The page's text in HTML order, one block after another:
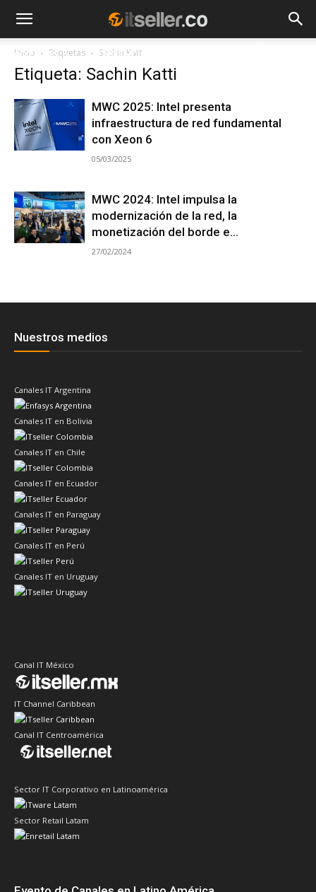
NOTICIAS TENDENCIAS
Inicio Etiquetas Sachin Katti
Etiqueta: Sachin Katti
MWC 2025: Intel presenta
infraestructura de red fundamental
con Xeon 6
05/03/2025
MWC 2024: Intel impulsa la
modernización de la red, la
monetización del borde e...
27/02/2024
Nuestros medios
Canales IT Argentina
Canales IT en Bolivia
Canales IT en Chile
Canales IT en Ecuador
Canales IT en Paraguay
Canales IT en Perú
Canales IT en Uruguay
Canal IT México
IT Channel Caribbean
Canal IT Centroamérica
Sector IT Corporativo en Latinoamérica
Sector Retail Latam